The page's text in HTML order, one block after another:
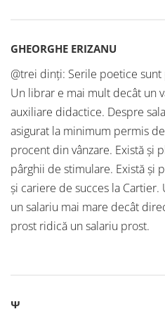
GHEORGHE ERIZANU
@trei dinți: Serile poetice
Un librar e mai mult decât un
auxiliare didactice. Despre
asigurat la minimum permis
procent din vânzare. Există și
pârghii de stimulare. Există și
și cariere de succes la
un salariu mai mare decât
prost ridică un salariu prost.
Ψ